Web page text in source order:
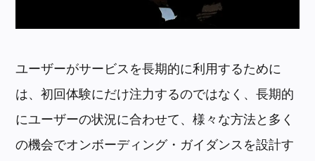
ユーザーがサービスを長期的に利用するために
は、初回体験にだけ注力するのではなく、長期的
にユーザーの状況に合わせて、様々な方法と多く
の機会でオンボーディング・ガイダンスを設計す